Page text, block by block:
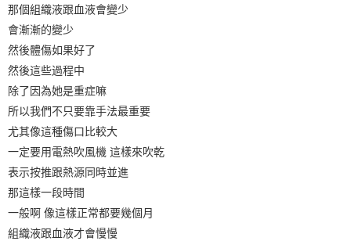
那個組織液跟血液會變少
會漸漸的變少
然後體傷如果好了
然後這些過程中
除了因為她是重症嘛
所以我們不只要靠手法最重要
尤其像這種傷口比較大
一定要用電熱吹風機 這樣來吹乾
表示按推跟熱源同時並進
那這樣一段時間
一般啊 像這樣正常都要幾個月
組織液跟血液才會慢慢